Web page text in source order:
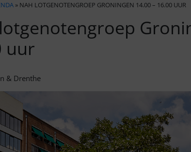
» NAH LOTGENOTENGROEP GRONINGEN 14.00 – 16.00 UUR
uur
& Drenthe